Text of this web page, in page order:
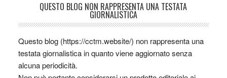
QUESTO BLOG NON RAPPRESENTA UNA TESTATA
GIORNALISTICA
Questo blog (https://cctm.website/) non rappresenta una
testata giornalistica in quanto viene aggiornato senza
alcuna periodicità.